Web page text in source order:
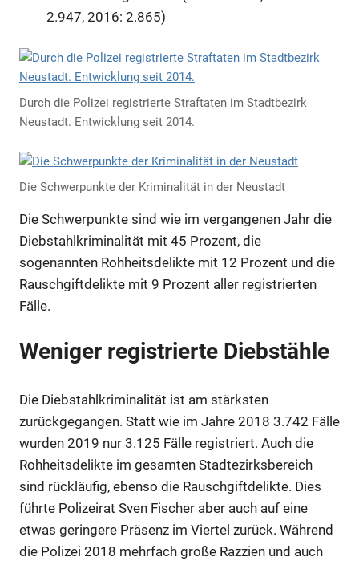
2.947, 2016: 2.865)
Durch die Polizei registrierte Straftaten im Stadtbezirk
Neustadt. Entwicklung seit 2014.
Die Schwerpunkte der Kriminalität in der Neustadt
Die Schwerpunkte sind wie im vergangenen Jahr die
Diebstahlkriminalität mit 45 Prozent, die
sogenannten Rohheitsdelikte mit 12 Prozent und die
Rauschgiftdelikte mit 9 Prozent aller registrierten
Fälle.
Weniger registrierte Diebstähle
Die Diebstahlkriminalität ist am stärksten
zurückgegangen. Statt wie im Jahre 2018 3.742 Fälle
wurden 2019 nur 3.125 Fälle registriert. Auch die
Rohheitsdelikte im gesamten Stadtezirksbereich
sind rückläufig, ebenso die Rauschgiftdelikte. Dies
führte Polizeirat Sven Fischer aber auch auf eine
etwas geringere Präsenz im Viertel zurück. Während
die Polizei 2018 mehrfach große Razzien und auch